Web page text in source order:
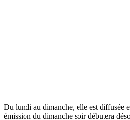
Du lundi au dimanche, elle est diffusée
émission du dimanche soir débutera